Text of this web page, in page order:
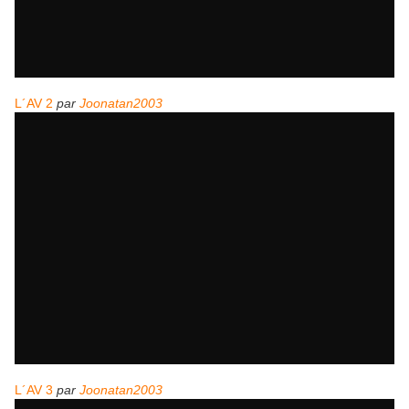
L´AV 2 par Joonatan2003
L´AV 3 par Joonatan2003